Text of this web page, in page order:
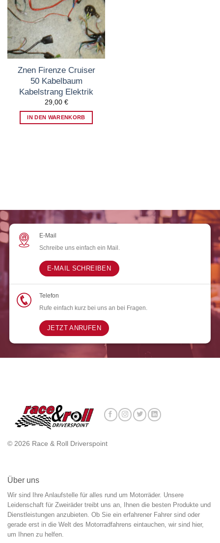
Wunschzettel
hinzufügen
Znen Firenze Cruiser
50 Kabelbaum
Kabelstrang Elektrik
29,00 €
IN DEN WARENKORB
E-Mail
Schreibe uns einfach ein Mail.
E-MAIL SCHREIBEN
Telefon
Rufe einfach kurz bei uns an bei Fragen.
JETZT ANRUFEN
© 2026 Race & Roll Driverspoint
Über uns
Wir sind Ihre Anlaufstelle für alles rund um Motorräder. Unsere
Leidenschaft für Zweiräder treibt uns an, Ihnen die besten Produkte und
Dienstleistungen anzubieten. Ob Sie ein erfahrener Fahrer sind oder
gerade erst in die Welt des Motorradfahrens eintauchen, wir sind hier,
um Ihnen zu helfen.